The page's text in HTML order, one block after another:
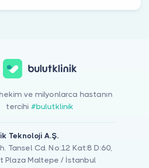
ve milyonlarca hastanın
tercihi #bulutklinik
Teknoloji A.Ş.
Tansel Cd. No:12 Kat:8 D:60,
Plaza Maltepe / İstanbul